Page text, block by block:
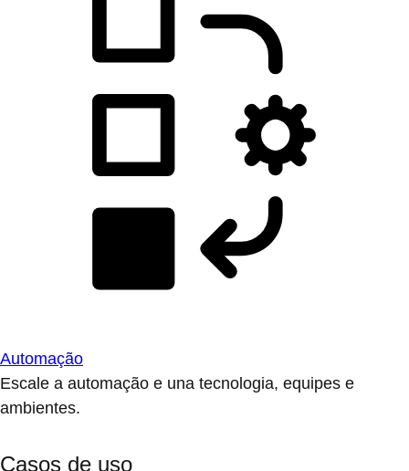
Automação
Escale a automação e una tecnologia, equipes e
ambientes.
Casos de uso